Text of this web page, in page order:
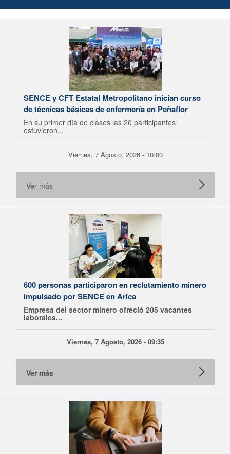
SENCE y CFT Estatal Metropolitano inician curso
de técnicas básicas de enfermería en Peñaflor
En su primer día de clases las 20 participantes
estuvieron...
Viernes, 7 Agosto, 2026 - 10:00
Ver más
600 personas participaron en reclutamiento minero
impulsado por SENCE en Arica
Empresa del sector minero ofreció 205 vacantes
laborales...
Viernes, 7 Agosto, 2026 - 09:35
Ver más